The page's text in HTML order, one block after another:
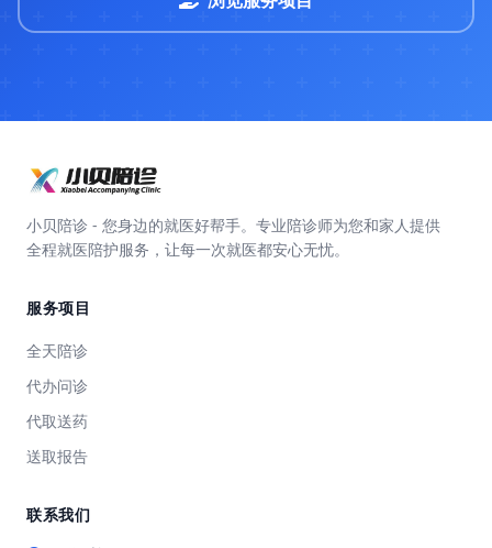
小贝陪诊 - 您身边的就医好帮手。专业陪诊师为您和家人提供
全程就医陪护服务，让每一次就医都安心无忧。
服务项目
全天陪诊
代办问诊
代取送药
送取报告
联系我们